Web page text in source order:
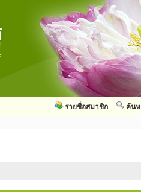
ค้นห
รายชื่อสมาชิก